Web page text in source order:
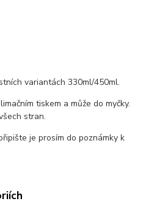
variantách 330ml/450ml.
tiskem a může do myčky.
stran.
je prosím do poznámky k